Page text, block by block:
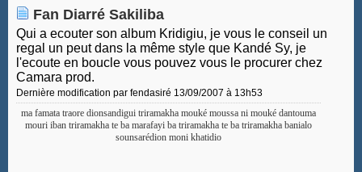
Fan Diarré Sakiliba
Qui a ecouter son album Kridigiu, je vous le conseil un
regal un peut dans la même style que Kandé Sy, je
l'ecoute en boucle vous pouvez vous le procurer chez
Camara prod.
Dernière modification par fendasiré 13/09/2007 à 13h53
ma famata traore dionsandigui triramakha mouké moussa ni mouké dantouma
mouri iban triramakha te ba marafayi ba triramakha te ba triramakha banialo
sounsarédion moni khatidio